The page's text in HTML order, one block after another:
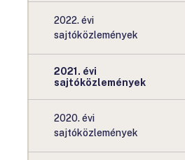
2022. évi
sajtóközlemények
2021. évi
sajtóközlemények
2020. évi
sajtóközlemények